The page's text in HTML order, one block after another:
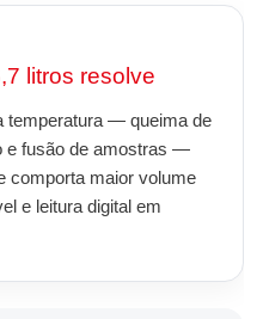
litros resolve
temperatura — queima de
e fusão de amostras —
comporta maior volume
e leitura digital em